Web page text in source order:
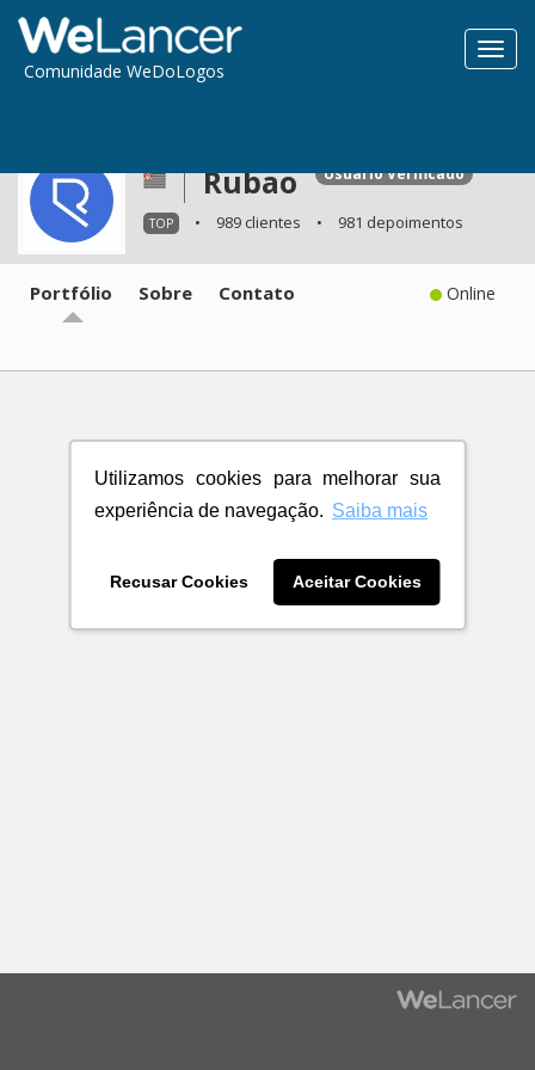
Utilizamos cookies para melhorar sua
experiência de navegação. Saiba mais
Recusar Cookies Aceitar Cookies
Comunidade WeDoLogos
Rubao Usuário Verificado
TOP • 989 clientes • 981 depoimentos
Portfólio Sobre Contato Online